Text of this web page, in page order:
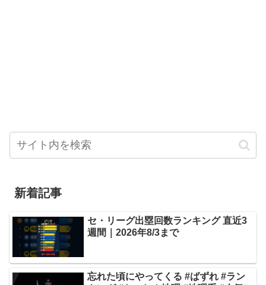
新着記事
セ・リーグ出塁回数ランキング 直近3
週間｜2026年8/3まで
忘れた頃にやってくる #ばずれ #ラン